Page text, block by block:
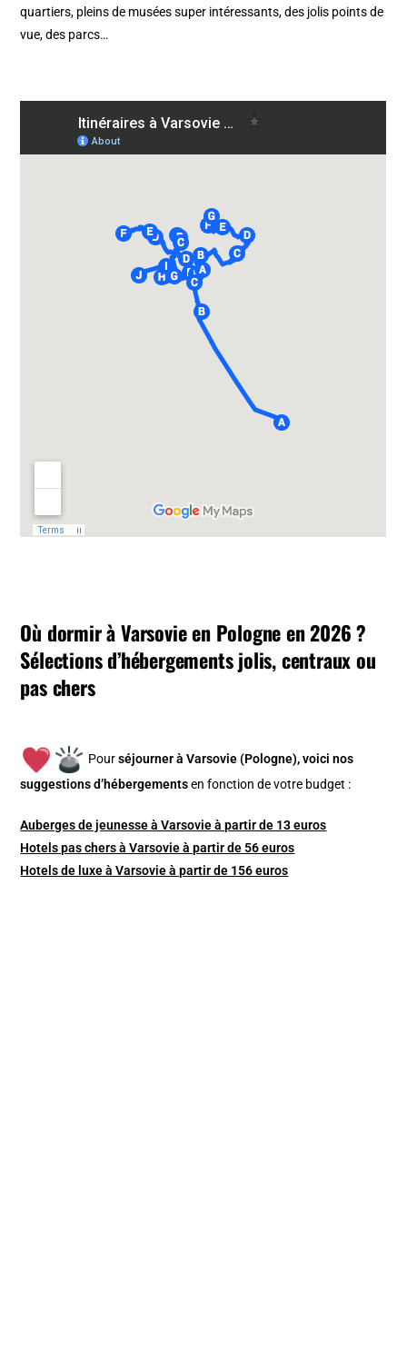
quartiers, pleins de musées super intéressants, des jolis points de
vue, des parcs…
Où dormir à Varsovie en Pologne en 2026 ?
Sélections d’hébergements jolis, centraux ou
pas chers
Pourséjourner à Varsovie (Pologne), voici nos
suggestions d’hébergements en fonction de votre budget :
Auberges de jeunesse à Varsovie à partir de 13 euros
Hotels pas chers à Varsovie à partir de 56 euros
Hotels de luxe à Varsovie à partir de 156 euros